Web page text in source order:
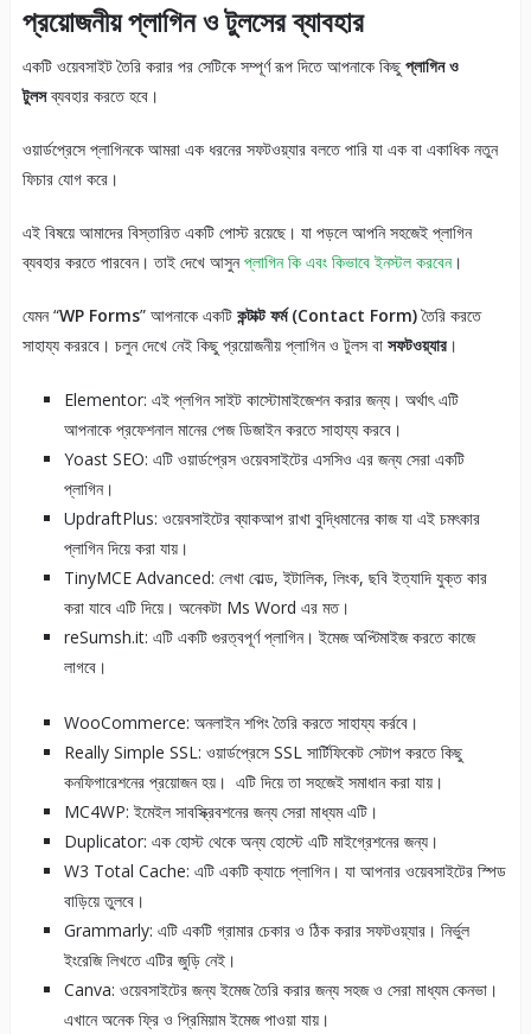
প্রয়োজনীয় প্লাগিন ও টুলসের ব্যাবহার
একটি ওয়েবসাইট তৈরি করার পর সেটিকে সম্পূর্ণ রূপ দিতে আপনাকে কিছুপ্লাগিন ও
টুলসব্যবহার করতে হবে।
ওয়ার্ডপ্রেসে প্লাগিনকে আমরা এক ধরনের সফটওয়্যার বলতে পারি যা এক বা একাধিক নতুন
ফিচার যোগ করে।
এই বিষয়ে আমাদের বিস্তারিত একটি পোস্ট রয়েছে। যা পড়লে আপনি সহজেই প্লাগিন
ব্যবহার করতে পারবেন। তাই দেখে আসুনপ্লাগিন কি এবং কিভাবে ইনস্টল করবেন।
যেমন “WP Forms” আপনাকে একটি কন্টাক্ট ফর্ম (Contact Form)তৈরি করতে
সাহায্য কররবে। চলুন দেখে নেই কিছু প্রয়োজনীয় প্লাগিন ও টুলস বা সফটওয়্যার।
Elementor: এই প্লগিন সাইট কাস্টোমাইজেশন করার জন্য। অর্থাৎ এটি
আপনাকে প্রফেশনাল মানের পেজ ডিজাইন করতে সাহায্য করবে।
Yoast SEO: এটি ওয়ার্ডপ্রেস ওয়েবসাইটের এসসিও এর জন্য সেরা একটি
প্লাগিন।
UpdraftPlus: ওয়েবসাইটের ব্যাকআপ রাখা বুদ্ধিমানের কাজ যা এই চমৎকার
প্লাগিন দিয়ে করা যায়।
TinyMCE Advanced: লেখা বোল্ড, ইটালিক, লিংক, ছবি ইত্যাদি যুক্ত কার
করা যাবে এটি দিয়ে। অনেকটা Ms Word এর মত।
reSumsh.it: এটি একটি গুরত্বপূর্ণ প্লাগিন। ইমেজ অপ্টিমাইজ করতে কাজে
লাগবে।
WooCommerce: অনলাইন শপিং তৈরি করতে সাহায্য কর্রবে।
Really Simple SSL: ওয়ার্ডপ্রেসে SSL সার্টিফিকেট সেটাপ করতে কিছু
কনফিগারেশনের প্রয়োজন হয়। এটি দিয়ে তা সহজেই সমাধান করা যায়।
MC4WP: ইমেইল সাবস্ক্রিবশনের জন্য সেরা মাধ্যম এটি।
Duplicator: এক হোস্ট থেকে অন্য হোস্টে এটি মাইগ্রেশনের জন্য।
W3 Total Cache: এটি একটি ক্যাচে প্লাগিন। যা আপনার ওয়েবসাইটের স্পিড
বাড়িয়ে তুলবে।
Grammarly: এটি একটি গ্রামার চেকার ও ঠিক করার সফটওয়্যার। নির্ভুল
ইংরেজি লিখতে এটির জুড়ি নেই।
Canva: ওয়েবসাইটের জন্য ইমেজ তৈরি করার জন্য সহজ ও সেরা মাধ্যম কেনভা।
এখানে অনেক ফ্রি ও প্রিমিয়াম ইমেজ পাওয়া যায়।